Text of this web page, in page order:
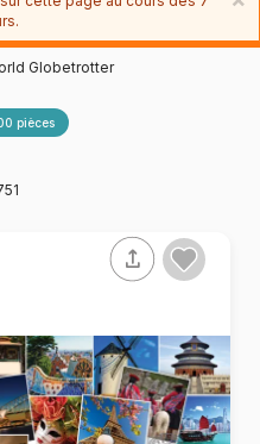
avec Paypal
Globetrotter
pièces